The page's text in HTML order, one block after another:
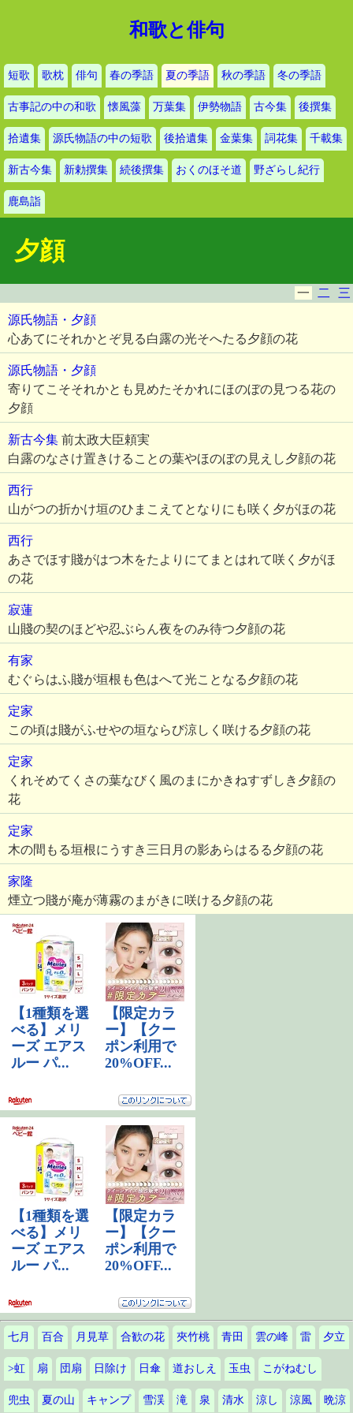
和歌と俳句
短歌 歌枕 俳句 春の季語 夏の季語 秋の季語 冬の季語
古事記の中の和歌 懐風藻 万葉集 伊勢物語 古今集 後撰集
拾遺集 源氏物語の中の短歌 後拾遺集 金葉集 詞花集 千載集
新古今集 新勅撰集 続後撰集 おくのほそ道 野ざらし紀行
鹿島詣
夕顔
一 二
三
源氏物語・夕顔
心あてにそれかとぞ見る白露の光そへたる夕顔の花
源氏物語・夕顔
寄りてこそそれかとも見めたそかれにほのぼの見つる花の
夕顔
新古今集 前太政大臣頼実
白露のなさけ置きけることの葉やほのぼの見えし夕顔の花
西行
山がつの折かけ垣のひまこえてとなりにも咲く夕がほの花
西行
あさでほす賤がはつ木をたよりにてまとはれて咲く夕がほ
の花
寂蓮
山賤の契のほどや忍ぶらん夜をのみ待つ夕顔の花
有家
むぐらはふ賤が垣根も色はへて光ことなる夕顔の花
定家
この頃は賤がふせやの垣ならび涼しく咲ける夕顔の花
定家
くれそめてくさの葉なびく風のまにかきねすずしき夕顔の
花
定家
木の間もる垣根にうすき三日月の影あらはるる夕顔の花
家隆
煙立つ賤が庵が薄霧のまがきに咲ける夕顔の花
七月 百合 月見草 合歓の花 夾竹桃 青田 雲の峰 雷 夕立
>虹 扇 団扇 日除け 日傘 道おしえ 玉虫 こがねむし
兜虫 夏の山 キャンプ 雪渓 滝 泉 清水 涼し 涼風 晩涼